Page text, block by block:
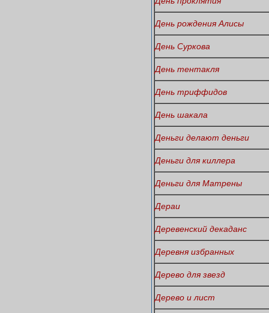
День рождения Алисы
День Суркова
День тентакля
День триффидов
День шакала
Деньги делают деньги
Деньги для киллера
Деньги для Матрены
Дераи
Деревенский декаданс
Деревня избранных
Дерево для звезд
Дерево и лист